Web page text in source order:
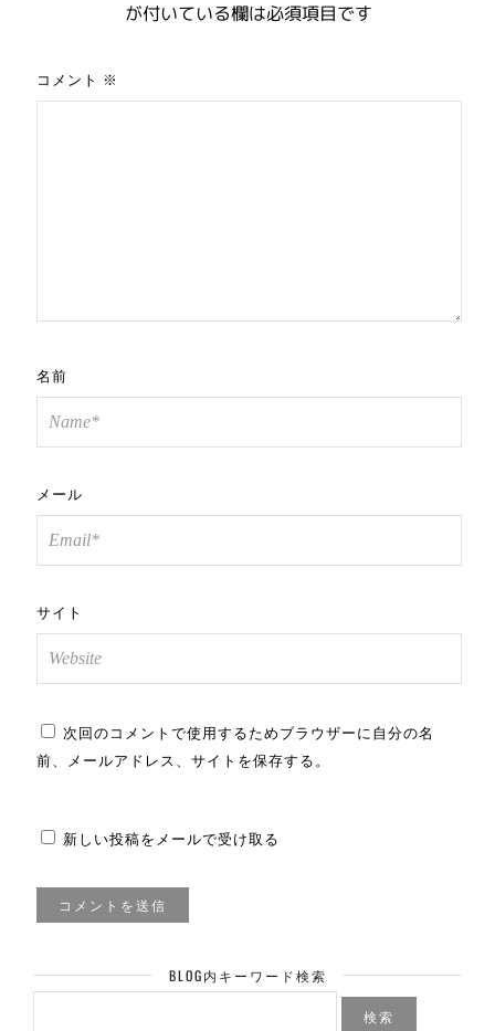
が付いている欄は必須項目です
コメント ※
名前
メール
サイト
次回のコメントで使用するためブラウザーに自分の名
前、メールアドレス、サイトを保存する。
新しい投稿をメールで受け取る
BLOG内キーワード検索
検